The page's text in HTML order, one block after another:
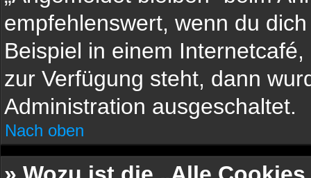
empfehlenswert, wenn du
Beispiel in einem
zur Verfügung steht, dann
Administration ausgeschaltet.
Nach oben